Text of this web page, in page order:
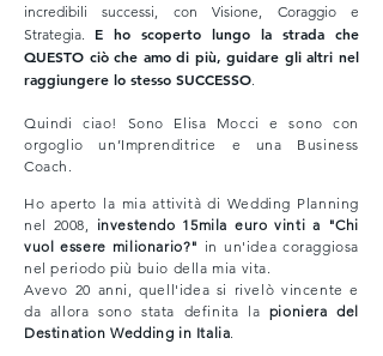
incredibili successi, con Visione, Coraggio e
Strategia. E ho scoperto lungo la strada che
QUESTO ciò che amo di più, guidare gli altri nel
raggiungere lo stesso SUCCESSO.
Quindi ciao! Sono Elisa Mocci e sono con
orgoglio un’Imprenditrice e una Business
Coach.
Ho aperto la mia attività di Wedding Planning
nel 2008, investendo 15mila euro vinti a "Chi
vuol essere milionario?" in un'idea coraggiosa
nel periodo più buio della mia vita.
Avevo 20 anni, quell'idea si rivelò vincente e
da allora sono stata definita la pioniera del
Destination Wedding in Italia.